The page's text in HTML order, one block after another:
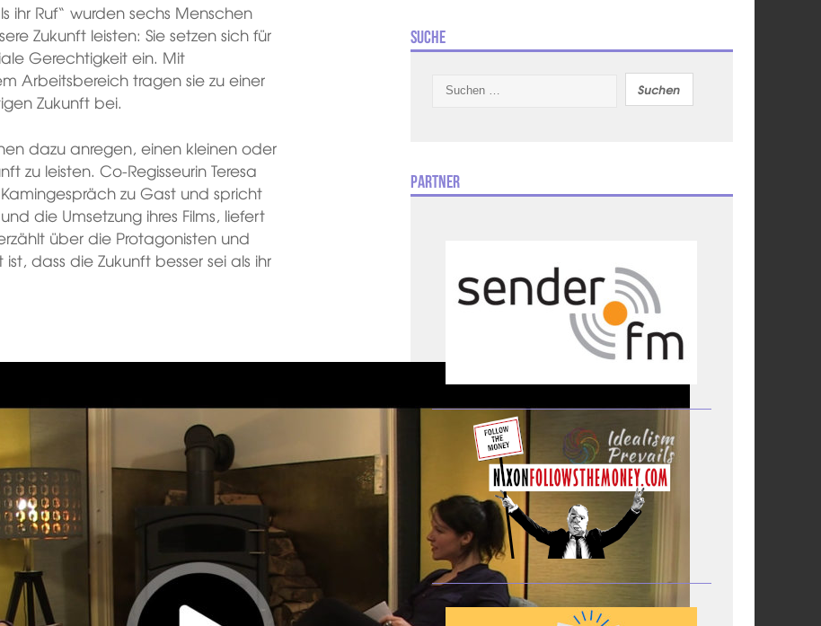
ihr Ruf“ wurden sechs Menschen
Zukunft leisten: Sie setzen sich für
Gerechtigkeit ein. Mit
Arbeitsbereich tragen sie zu einer
Zukunft bei.
dazu anregen, einen kleinen oder
zu leisten. Co-Regisseurin Teresa
zu Gast und spricht
die Umsetzung ihres Films, liefert
über die Protagonisten und
dass die Zukunft besser sei als ihr
Suche
nach:
Partner